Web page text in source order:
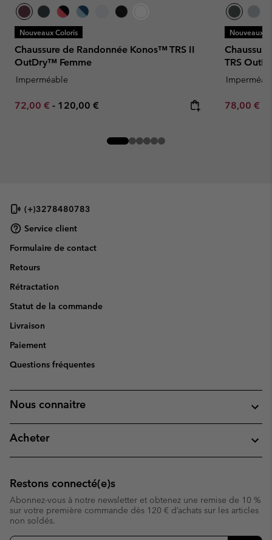
Nouveaux Coloris
Chaussure de Randonnée Konos™ TRS II
OutDry™ Femme
Imperméable
Minimum sale price:
72,00 € - Maximum price:
120,00 €
Nouveaux
TRS
Minimum
78,00 €
(+)3278480783
Service client
Formulaire de contact
Retours
Rétractation
Statut de la commande
Livraison
Paiement
Questions fréquentes
Nous connaitre
Acheter
Restons connecté(e)s
Abonnez-vous à notre newsletter et obtenez une remise de 10 %
sur votre première commande dès 120 € d’achats sur les articles
non soldés.